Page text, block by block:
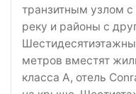
транзитным узлом
реку и районы с
метров вместят
класса A, отель